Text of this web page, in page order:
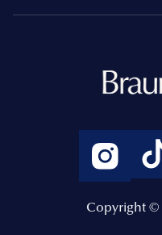
Copyright ©